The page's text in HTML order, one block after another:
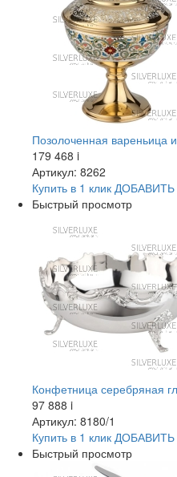
Позолоченная вареньица
179 468 i
Артикул: 8262
Купить в 1 клик ДОБАВИТЬ
Быстрый просмотр
Конфетница серебряная
97 888 i
Артикул: 8180/1
Купить в 1 клик ДОБАВИТЬ
Быстрый просмотр